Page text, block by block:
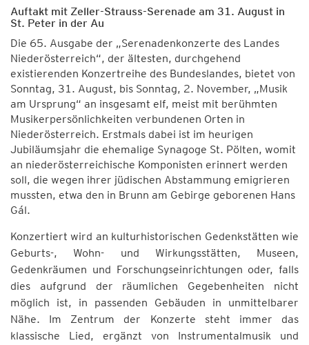
Auftakt mit Zeller-Strauss-Serenade am 31. August in
St. Peter in der Au
Die 65. Ausgabe der „Serenadenkonzerte des Landes
Niederösterreich“, der ältesten, durchgehend
existierenden Konzertreihe des Bundeslandes, bietet von
Sonntag, 31. August, bis Sonntag, 2. November, „Musik
am Ursprung“ an insgesamt elf, meist mit berühmten
Musikerpersönlichkeiten verbundenen Orten in
Niederösterreich. Erstmals dabei ist im heurigen
Jubiläumsjahr die ehemalige Synagoge St. Pölten, womit
an niederösterreichische Komponisten erinnert werden
soll, die wegen ihrer jüdischen Abstammung emigrieren
mussten, etwa den in Brunn am Gebirge geborenen Hans
Gál.
Konzertiert wird an kulturhistorischen Gedenkstätten wie
Geburts-, Wohn- und Wirkungsstätten, Museen,
Gedenkräumen und Forschungseinrichtungen oder, falls
dies aufgrund der räumlichen Gegebenheiten nicht
möglich ist, in passenden Gebäuden in unmittelbarer
Nähe. Im Zentrum der Konzerte steht immer das
klassische Lied, ergänzt von Instrumentalmusik und